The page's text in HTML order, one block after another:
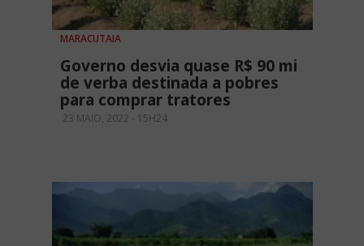
MARACUTAIA
Governo desvia quase R$ 90 mi
de verba destinada a pobres
para comprar tratores
23 MAIO, 2022 - 15H24